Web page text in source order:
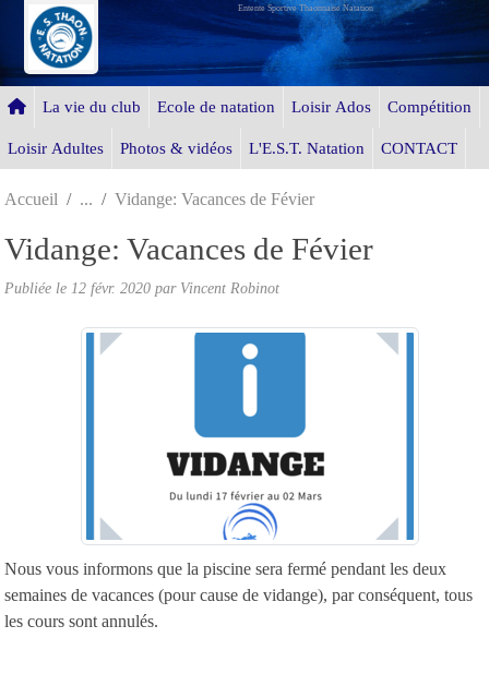
Entente Sportive Thaonnaise Natation
La vie du club Ecole de natation Loisir Ados Compétition
Loisir Adultes Photos & vidéos L'E.S.T. Natation CONTACT
Accueil Vidange: Vacances de Févier
Vidange: Vacances de Févier
Publiée le 12 févr. 2020 par Vincent Robinot
Nous vous informons que la piscine sera fermé pendant les deux
semaines de vacances (pour cause de vidange), par conséquent, tous
les cours sont annulés.
Panneau de gestion des cookies